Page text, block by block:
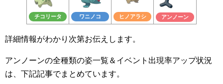
チコリータ ワニノコ ヒノアラシ アンノーン
詳細情報がわかり次第お伝えします。
アンノーンの全種類の姿一覧＆イベント出現率アップ状況
は、下記記事でまとめています。